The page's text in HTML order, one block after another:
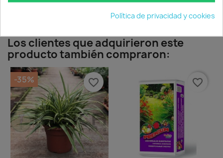
Los clientes que adquirieron este
producto también compraron:
-35% favorite_border favorite_border
Política de privacidad y cookies